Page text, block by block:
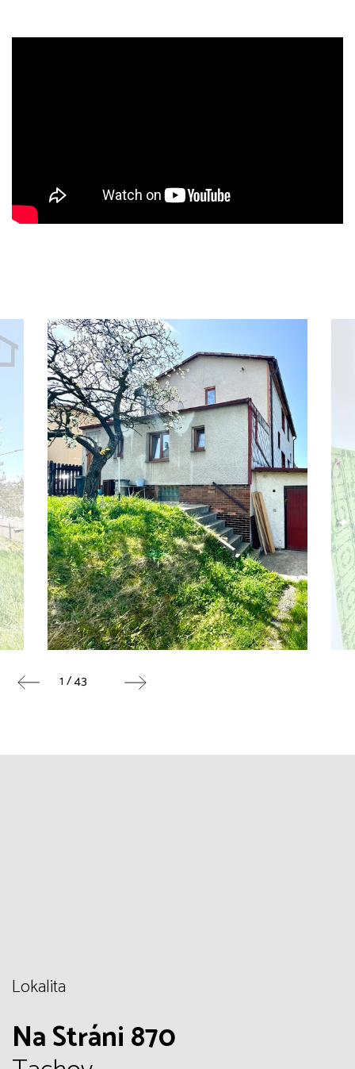
1 / 43
Lokalita
Na Stráni 870